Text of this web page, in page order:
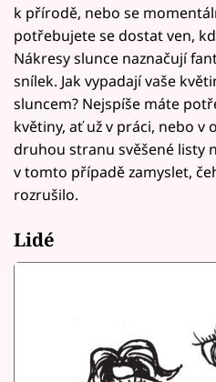
k přírodě, nebo se
potřebujete se dostat ven,
Nákresy slunce naznačují
snílek. Jak vypadají vaše
sluncem? Nejspíše máte
květiny, ať už v práci, nebo v
druhou stranu svěšené listy
v tomto případě zamyslet,
rozrušilo.
Lidé